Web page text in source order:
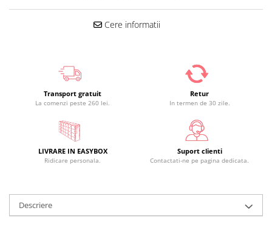
Cere informatii
Transport gratuit
La comenzi peste 260 lei.
Retur
In termen de 30 zile.
LIVRARE IN EASYBOX
Ridicare personala.
Suport clienti
Contactati-ne pe pagina dedicata.
Descriere